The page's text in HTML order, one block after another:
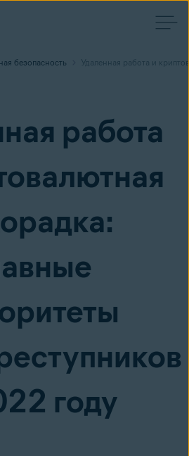
безопасность Удаленная работа и
работа
году